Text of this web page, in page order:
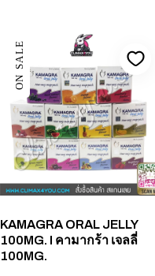
ON SALE
KAMAGRA ORAL JELLY
100MG. I คามากร้า เจลลี่
100MG.